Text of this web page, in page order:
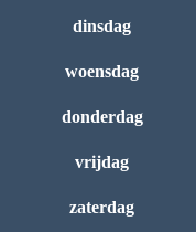
dinsdag
woensdag
donderdag
vrijdag
zaterdag